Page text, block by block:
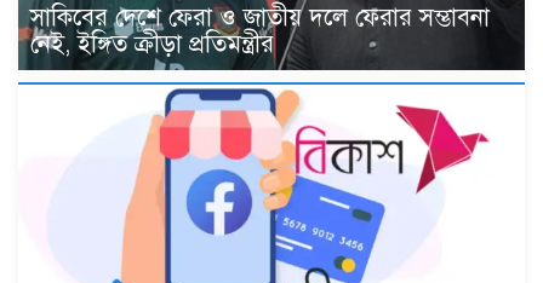
সাকিবের দেশে ফেরা ও জাতীয় দলে ফেরার সম্ভাবনা
নেই, ইঙ্গিত ক্রীড়া প্রতিমন্ত্রীর